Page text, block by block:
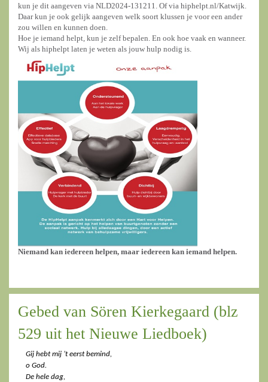
kun je dit aangeven via NLD2024-131211. Of via hiphelpt.nl/Katwijk.
Daar kun je ook gelijk aangeven welk soort klussen je voor een ander
zou willen en kunnen doen.
Hoe je iemand helpt, kun je zelf bepalen. En ook hoe vaak en wanneer.
Wij als hiphelpt laten je weten als jouw hulp nodig is.
Niemand kan iedereen helpen, maar iedereen kan iemand helpen.
Gebed van Sören Kierkegaard (blz
529 uit het Nieuwe Liedboek)
Gij hebt mij ’t eerst bemind,
o God.
De hele dag,